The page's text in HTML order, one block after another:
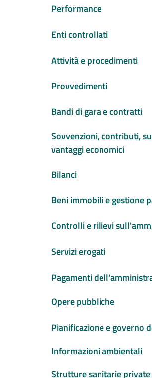
Performance
Enti controllati
Attività e procedimenti
Provvedimenti
Bandi di gara e contratti
Sovvenzioni, contributi,
vantaggi economici
Bilanci
Beni immobili e gestione
Controlli e rilievi
Servizi erogati
Pagamenti
Opere pubbliche
Pianificazione e governo
Informazioni ambientali
Strutture sanitarie